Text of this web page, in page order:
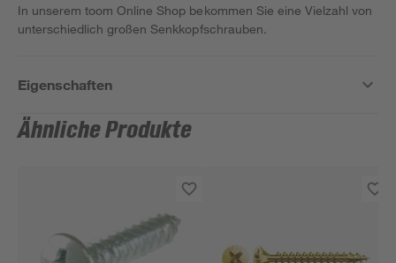
In unserem toom Online Shop bekommen Sie eine Vielzahl von
unterschiedlich großen Senkkopfschrauben.
Eigenschaften
Ähnliche Produkte